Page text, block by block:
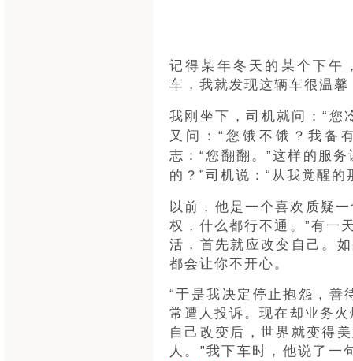
记得某年冬天的某个下午
车，我就发现这辆车很温馨
我刚坐下，司机就问：“您
又问：“您饿不饿？我备
志：“您翻翻。”这样的服
的？”司机说：“从我觉醒的
以前，他是一个喜欢质疑
权，什么都行不通。”有一
活，首先就应改变自己。
都会让你不开心。
“于是我决定停止抱怨，善
常遭人投诉。现在却业务
自己改变后，世界就变得
人。”我下车时，他说了一